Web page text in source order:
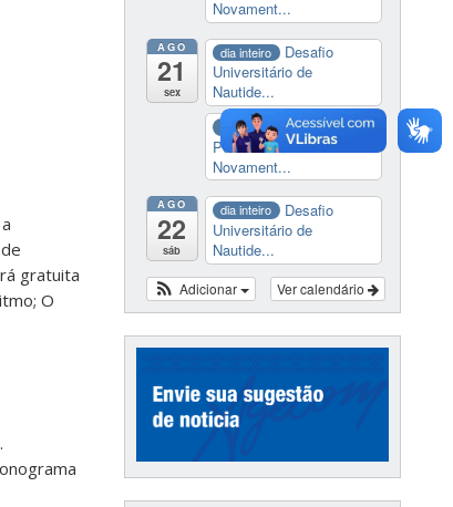
gratuita
O
Novament...
AGO
21
sex
dia inteiro
Desafio
Universitário de
Nautide...
dia inteiro
Exposição:
Perder Tudo.
Novament...
AGO
22
sáb
dia inteiro
Desafio
Universitário de
Nautide...
Ver calendário
Adicionar